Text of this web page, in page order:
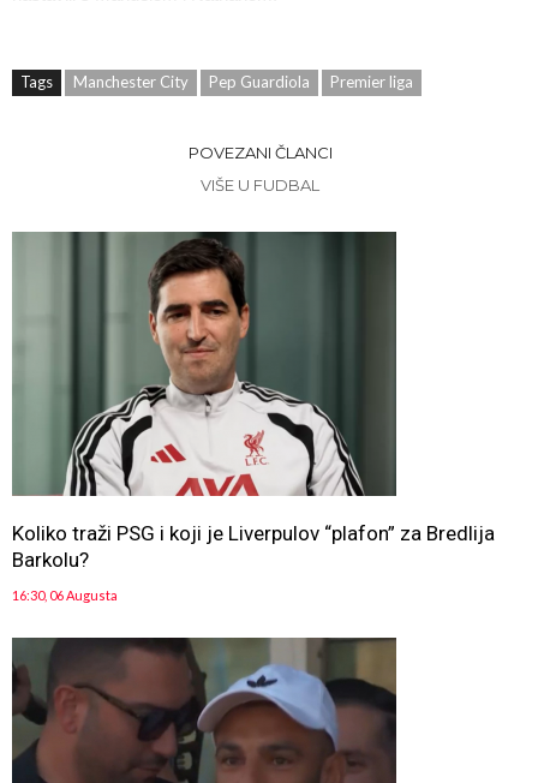
Tags Manchester City Pep Guardiola Premier liga
POVEZANI ČLANCI
VIŠE U FUDBAL
Koliko traži PSG i koji je Liverpulov “plafon” za Bredlija
Barkolu?
16:30, 06 Augusta